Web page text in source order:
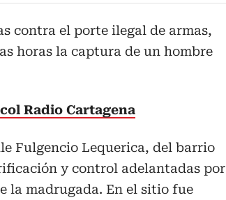
contra el porte ilegal de armas,
horas la captura de un hombre
Radio Cartagena
Fulgencio Lequerica, del barrio
y control adelantadas por
la madrugada. En el sitio fue